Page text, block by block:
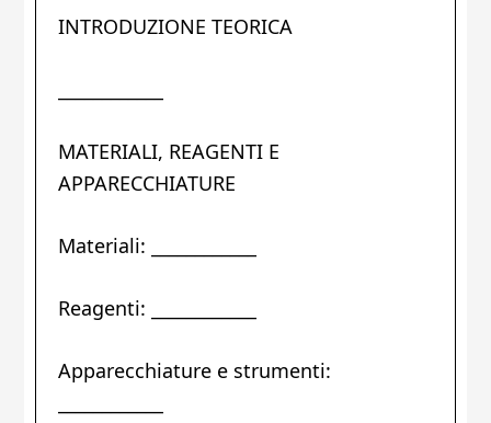
INTRODUZIONE TEORICA
MATERIALI, REAGENTI E
APPARECCHIATURE
Materiali: ____________
Reagenti: ____________
Apparecchiature e strumenti: